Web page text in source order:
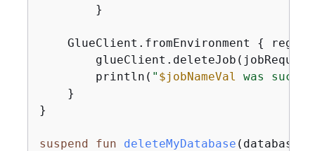
        }
    GlueClient.fromEnvironment
{
        println(
" $jobNameVal
was
    }
}
suspend fun deleteMyDatabase